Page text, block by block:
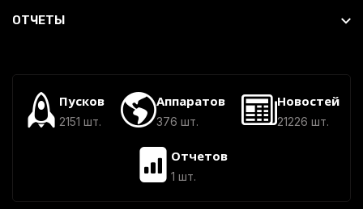
ОТЧЕТЫ
Пусков
2151 шт.
Аппаратов
376 шт.
Новостей
21226 шт.
Отчетов
1 шт.